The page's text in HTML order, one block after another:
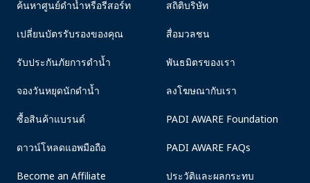
ค้นหาศูนย์ดำน้ำหรือรีสอร์ท
เปลี่ยนบัตรรับรองของคุณ
รับประกันภัยการดำน้ำ
จองวันหยุดนักดำน้ำ
ซื้อสินค้าแบรนด์
ดาวน์โหลดแอพมือถือ
Become an Affiliate
สถิติบริษัท
สื่อมวลชน
พันธมิตรของเรา
ลงโฆษณากับเรา
PADI AWARE Foundation
PADI AWARE FAQs
ประวัติและผลกระทบ